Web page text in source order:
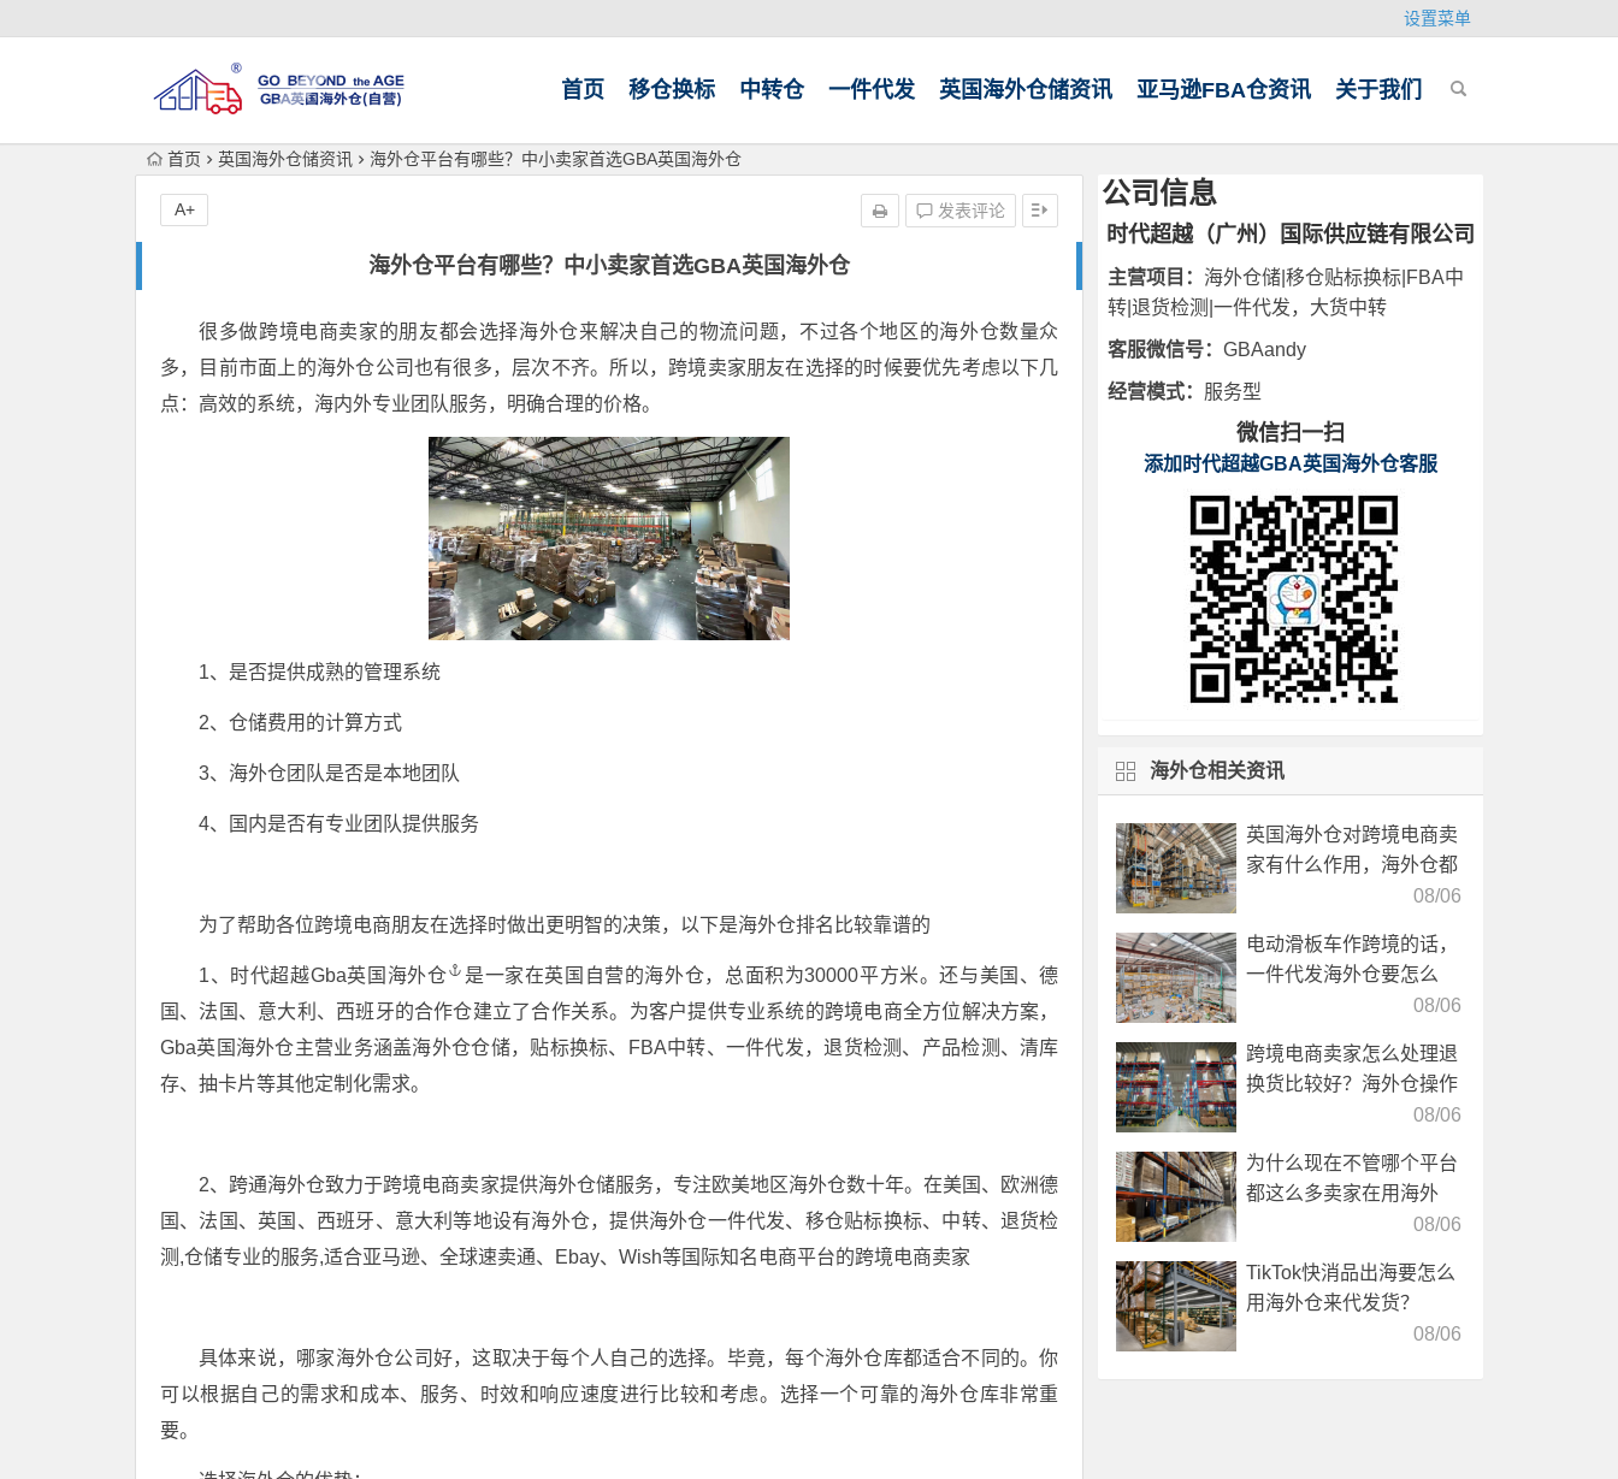
设置菜单
首页 移仓换标 中转仓 一件代发 英国海外仓储资讯 亚马逊FBA仓资讯 关于我们
首页 英国海外仓储资讯 海外仓平台有哪些？中小卖家首选GBA英国海外仓
海外仓平台有哪些？中小卖家首选GBA英国海外仓
发表评论
A+
很多做跨境电商卖家的朋友都会选择海外仓来解决自己的物流问题，不过各个地区的海外仓数量众
多，目前市面上的海外仓公司也有很多，层次不齐。所以，跨境卖家朋友在选择的时候要优先考虑以下几
点：高效的系统，海内外专业团队服务，明确合理的价格。
1、是否提供成熟的管理系统
2、仓储费用的计算方式
3、海外仓团队是否是本地团队
4、国内是否有专业团队提供服务
为了帮助各位跨境电商朋友在选择时做出更明智的决策，以下是海外仓排名比较靠谱的
1、时代超越Gba英国海外仓
是一家在英国自营的海外仓，总面积为30000平方米。还与美国、德
国、法国、意大利、西班牙的合作仓建立了合作关系。为客户提供专业系统的跨境电商全方位解决方案，
Gba英国海外仓主营业务涵盖海外仓仓储，贴标换标、FBA中转、一件代发，退货检测、产品检测、清库
存、抽卡片等其他定制化需求。
2、跨通海外仓致力于跨境电商卖家提供海外仓储服务，专注欧美地区海外仓数十年。在美国、欧洲德
国、法国、英国、西班牙、意大利等地设有海外仓，提供海外仓一件代发、移仓贴标换标、中转、退货检
测,仓储专业的服务,适合亚马逊、全球速卖通、Ebay、Wish等国际知名电商平台的跨境电商卖家
具体来说，哪家海外仓公司好，这取决于每个人自己的选择。毕竟，每个海外仓库都适合不同的。你
可以根据自己的需求和成本、服务、时效和响应速度进行比较和考虑。选择一个可靠的海外仓库非常重
要。
公司信息
时代超越（广州）国际供应链有限公司
主营项目： 海外仓储|移仓贴标换标|FBA中
转|退货检测|一件代发，大货中转
客服微信号： GBAandy
经营模式： 服务型
微信扫一扫
添加时代超越GBA英国海外仓客服
海外仓相关资讯
英国海外仓对跨境电商卖
家有什么作用，海外仓都
08/06
电动滑板车作跨境的话，
一件代发海外仓要怎么
08/06
跨境电商卖家怎么处理退
换货比较好？海外仓操作
08/06
为什么现在不管哪个平台
都这么多卖家在用海外
08/06
TikTok快消品出海要怎么
用海外仓来代发货？
08/06